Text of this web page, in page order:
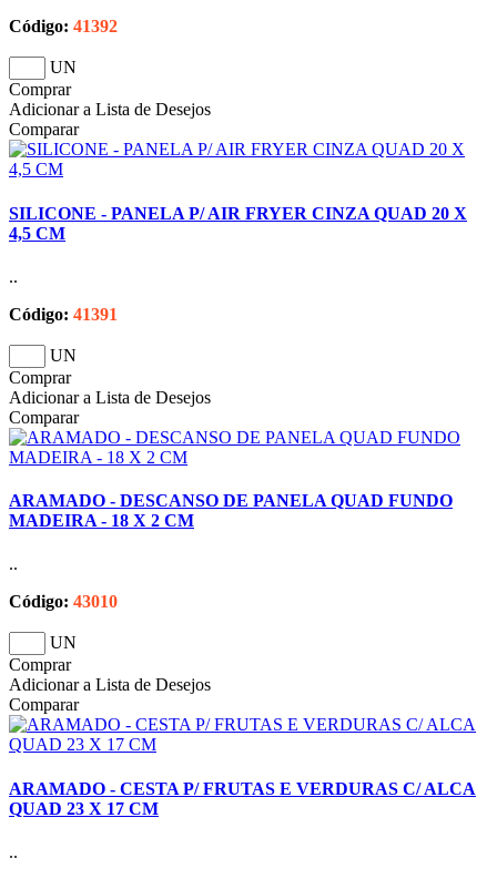
Código: 41392
UN
Comprar
Adicionar a Lista de Desejos
Comparar
SILICONE - PANELA P/ AIR FRYER CINZA QUAD 20 X
4,5 CM
..
Código: 41391
UN
Comprar
Adicionar a Lista de Desejos
Comparar
ARAMADO - DESCANSO DE PANELA QUAD FUNDO
MADEIRA - 18 X 2 CM
..
Código: 43010
UN
Comprar
Adicionar a Lista de Desejos
Comparar
ARAMADO - CESTA P/ FRUTAS E VERDURAS C/ ALCA
QUAD 23 X 17 CM
..